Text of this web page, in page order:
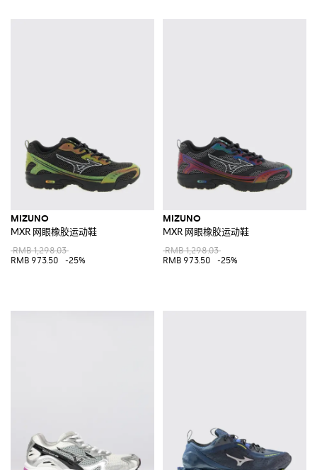
MIZUNO
MXR 网眼橡胶运动鞋
RMB 1,298.03
RMB 973.50
-25%
MIZUNO
MXR 网眼橡胶运动鞋
RMB 1,298.03
RMB 973.50
-25%